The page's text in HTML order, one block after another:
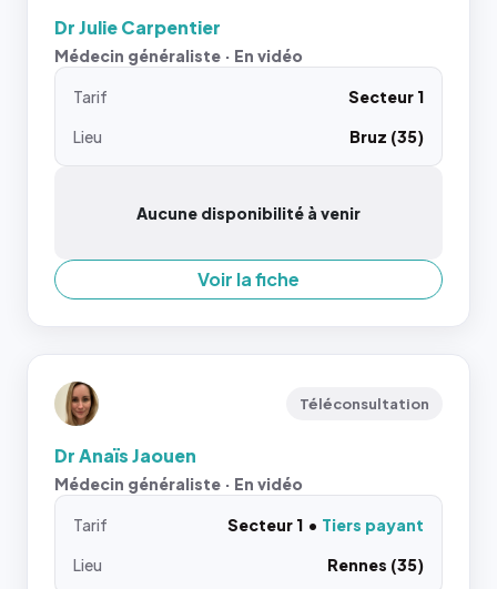
Dr Julie Carpentier
Médecin généraliste · En vidéo
Tarif
Secteur 1
Lieu
Bruz (35)
Aucune disponibilité à venir
Voir la fiche
Téléconsultation
Dr Anaïs Jaouen
Médecin généraliste · En vidéo
Tarif Secteur 1
Tiers payant
Lieu
Rennes (35)